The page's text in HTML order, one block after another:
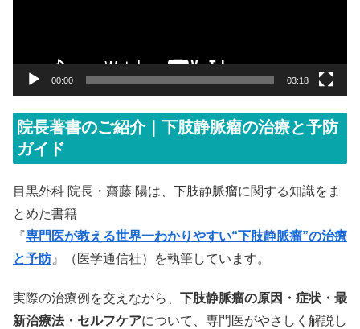
00:00 03:18
院長著書のご紹介｜下肢静脈瘤の治療と予防
ガイド
目黒外科 院長・齋藤 陽は、下肢静脈瘤に関する知識をま
とめた書籍
『専門医が教える世界一わかりやすい“下肢静脈瘤”の治療
と予防』（医学通信社）を執筆しています。
実際の治療例を交えながら、 下肢静脈瘤の原因・症状・最
新治療法・セルフケアについて、専門医がやさしく解説し